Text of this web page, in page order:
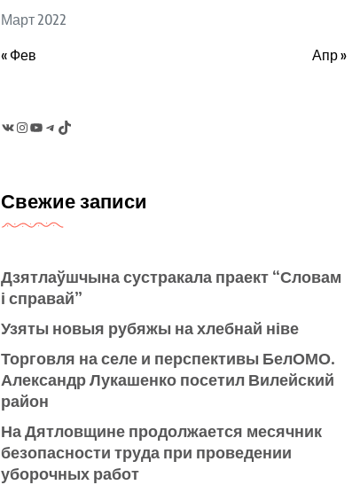
Март 2022
« Фев Апр »
Instagram
YouTubeTelegram
TikTok
Свежие записи
Дзятлаўшчына сустракала праект “Словам
і справай”
Узяты новыя рубяжы на хлебнай ніве
Торговля на селе и перспективы БелОМО.
Александр Лукашенко посетил Вилейский
район
На Дятловщине продолжается месячник
безопасности труда при проведении
уборочных работ